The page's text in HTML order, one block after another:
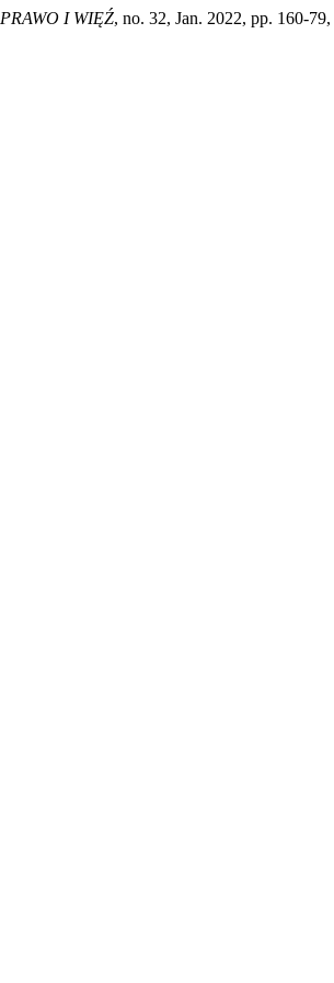
PRAWO I WIĘŹ, no. 32, Jan. 2022, pp. 160-79,